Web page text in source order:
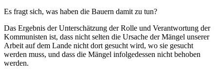
Es fragt sich, was haben die Bauern damit zu tun?
Das Ergebnis der Unterschätzung der Rolle und Verantwortung der
Kommunisten ist, dass nicht selten die Ursache der Mängel unserer
Arbeit auf dem Lande nicht dort gesucht wird, wo sie gesucht
werden muss, und dass die Mängel infolgedessen nicht behoben
werden.